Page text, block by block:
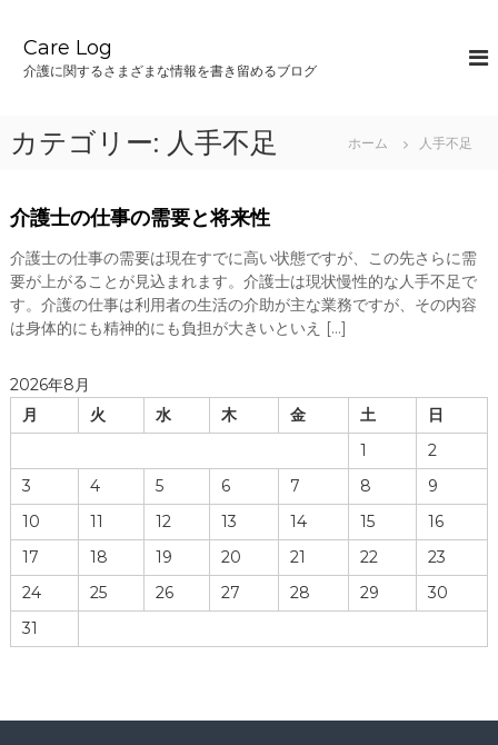
ス
プ
Care Log
介護に関するさまざまな情報を書き留めるブログ
カテゴリー: 人手不足 ホーム 人手不足
介護士の仕事の需要と将来性
介護士の仕事の需要は現在すでに高い状態ですが、この先さらに需
要が上がることが見込まれます。介護士は現状慢性的な人手不足で
す。介護の仕事は利用者の生活の介助が主な業務ですが、その内容
は身体的にも精神的にも負担が大きいといえ […]
2026年8月
月
火 水 木 金 土
日
1
2
3
4 5 6 7 8
9
10
11 12 13 14 15
16
17
18 19 20 21 22
23
24
25 26 27 28 29
30
31